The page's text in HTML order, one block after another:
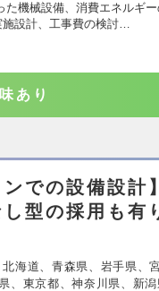
た機械設備、消費エネルギ
施設計、工事費の検討…
あり
ンでの設備設
型の採用も有
北海道、青森県、岩手県、
、東京都、神奈川県、新